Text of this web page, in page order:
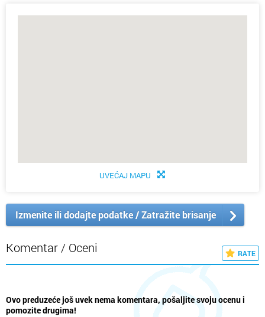
UVEĆAJ MAPU
Izmenite ili dodajte podatke / Zatražite brisanje
Komentar / Oceni RATE
Ovo preduzeće još uvek nema komentara, pošaljite svoju ocenu i
pomozite drugima!